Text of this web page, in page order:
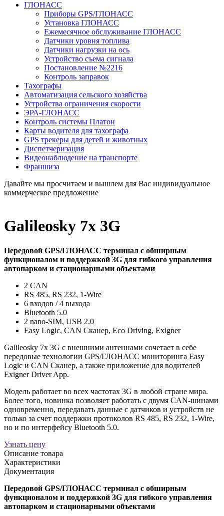
ГЛОНАСС
Приборы GPS/ГЛОНАСС
Установка ГЛОНАСС
Ежемесячное обслуживание ГЛОНАСС
Датчики уровня топлива
Датчики нагрузки на ось
Устройство съема сигнала
Постановление №2216
Контроль заправок
Тахографы
Автоматизация сельского хозяйства
Устройства ограничения скорости
ЭРА-ГЛОНАСС
Контроль системы Платон
Карты водителя для тахографа
GPS трекеры для детей и животных
Диспетчеризация
Видеонаблюдение на транспорте
Франшиза
Давайте мы просчитаем и вышлем для Вас индивидуальное
коммерческое предложение
Galileosky 7x 3G
Передовой GPS/ГЛОНАСС терминал c обширным
функционалом и поддержкой 3G для гибкого управления
автопарком и стационарными объектами
2 CAN
RS 485, RS 232, 1-Wire
6 входов / 4 выхода
Bluetooth 5.0
2 nano-SIM, USB 2.0
Easy Logic, CAN Сканер, Eco Driving, Exigner
Galileosky 7x 3G с внешними антеннами сочетает в себе
передовые технологии GPS/ГЛОНАСС мониторинга Easy
Logic и CAN Сканер, а также приложение для водителей
Exigner Driver App.
Модель работает во всех частотах 3G в любой стране мира.
Более того, новинка позволяет работать с двумя CAN-шинами
одновременно, передавать данные с датчиков и устройств не
только за счет поддержки протоколов RS 485, RS 232, 1-Wire,
но и по интерфейсу Bluetooth 5.0.
Узнать цену
Описание товара
Характеристики
Документация
Передовой GPS/ГЛОНАСС терминал c обширным
функционалом и поддержкой 3G для гибкого управления
автопарком и стационарными объектами